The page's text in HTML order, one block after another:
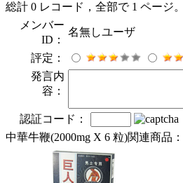
総計 0 レコード，全部で 1 ページ。
メンバー
ID：
名無しユーザ
評定：
発言内
容：
認証コード：
中華牛鞭(2000mg X 6 粒)関連商品：